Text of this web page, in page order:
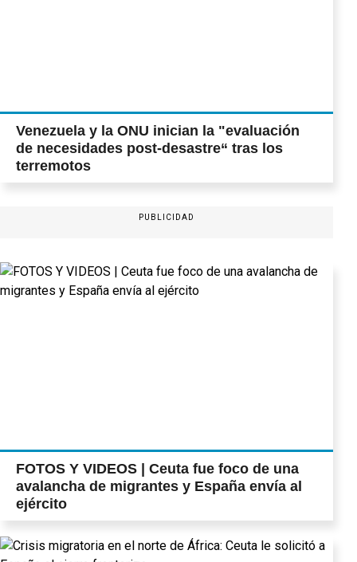
Venezuela y la ONU inician la "evaluación
de necesidades post-desastre“ tras los
terremotos
PUBLICIDAD
FOTOS Y VIDEOS | Ceuta fue foco de una
avalancha de migrantes y España envía al
ejército